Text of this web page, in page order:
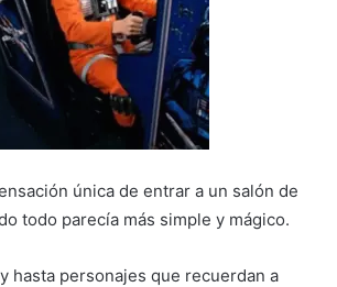
única de entrar a un salón de
todo parecía más simple y mágico.
y hasta personajes que recuerdan a